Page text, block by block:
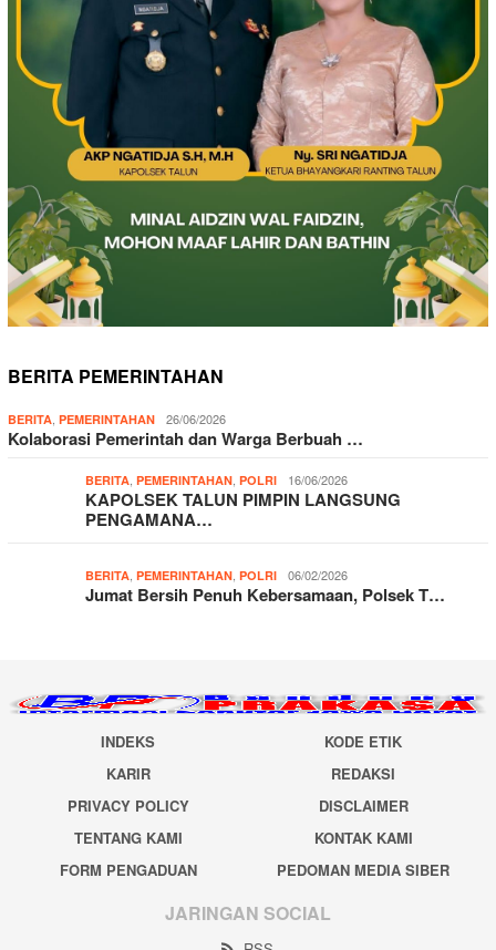
BERITA PEMERINTAHAN
BERITA, PEMERINTAHAN 26/06/2026
Kolaborasi Pemerintah dan Warga Berbuah …
BERITA, PEMERINTAHAN, POLRI 16/06/2026
KAPOLSEK TALUN PIMPIN LANGSUNG
PENGAMANA…
BERITA, PEMERINTAHAN, POLRI 06/02/2026
Jumat Bersih Penuh Kebersamaan, Polsek T…
INDEKS
KODE ETIK
KARIR
REDAKSI
PRIVACY POLICY
DISCLAIMER
TENTANG KAMI
KONTAK KAMI
FORM PENGADUAN
PEDOMAN MEDIA SIBER
JARINGAN SOCIAL